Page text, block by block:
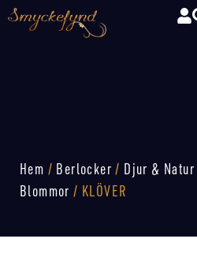
Hem / Berlocker / Djur & Natur
Blommor / KLÖVER